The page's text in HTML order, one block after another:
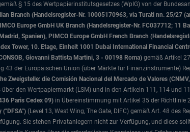
§ 15 des Wertpapierinstitutsgesetzes (WpIG) von der
Branch (Handelsregister-Nr. 10005170963, via Turati nn. 25/27
Europe GmbH UK Branch (Handelsregister-Nr. FC037712; 11
Spanien), PIMCO Europe GmbH French Branch
Tower, 10. Etage, Einheit 1001 Dubai International Financial
Giovanni Battista Martini, 3 - 00198 Roma) gemäß Artikel
43 der Europäischen Union (über Märkte für Finanzinstrumente)
Zweigstelle: die Comisión Nacional del Mercado de Valores
den Wertpapiermarkt (LSM) und in den Artikeln 111, 114
Paris Cedex 09) in Übereinstimmung mit Artikel 35 der Richtlinie
("DFSA") (Level 13, West Wing, The Gate, DIFC) gemäß Art. 48 des
Sie stehen Privatanlegern nicht zur Verfügung, und diese